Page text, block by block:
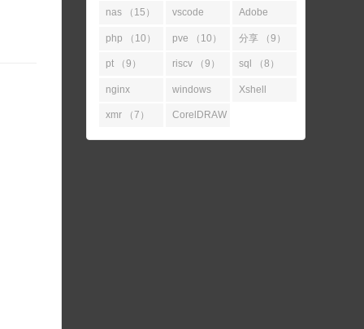
（31）
nas （15） vscode
（14）
Adobe
（11）
php （10） pve （10） 分享 （9）
pt （9） riscv （9） sql （8）
nginx
（7）
windows
（7）
Xshell
xmr （7） CorelDRAW
（7）